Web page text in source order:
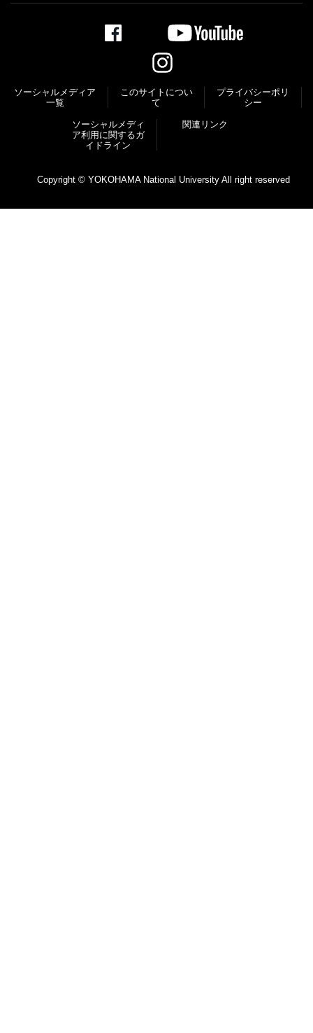
ソーシャルメディア
一覧
このサイトについ
て
プライバシーポリ
シー
ソーシャルメディ
ア利⽤に関するガ
イドライン
関連リンク
Copyright © YOKOHAMA National University All right reserved